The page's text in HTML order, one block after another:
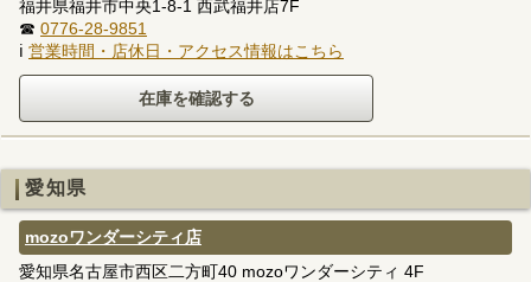
福井県福井市中央1-8-1 西武福井店7F
☎ 0776-28-9851
ℹ 営業時間・店休日・アクセス情報はこちら
愛知県
mozoワンダーシティ店
愛知県名古屋市西区二方町40 mozoワンダーシティ 4F